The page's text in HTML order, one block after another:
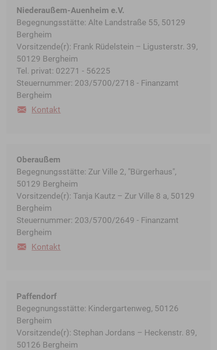
Niederaußem-Auenheim e.V.
Begegnungsstätte: Alte Landstraße 55, 50129
Bergheim
Vorsitzende(r): Frank Rüdelstein – Ligusterstr. 39,
50129 Bergheim
Tel. privat: 02271 - 56225
Steuernummer: 203/5700/2718 - Finanzamt
Bergheim
Kontakt
Oberaußem
Begegnungsstätte: Zur Ville 2, "Bürgerhaus",
50129 Bergheim
Vorsitzende(r): Tanja Kautz – Zur Ville 8 a, 50129
Bergheim
Steuernummer: 203/5700/2649 - Finanzamt
Bergheim
Kontakt
Paffendorf
Begegnungsstätte: Kindergartenweg, 50126
Bergheim
Vorsitzende(r): Stephan Jordans – Heckenstr. 89,
50126 Bergheim